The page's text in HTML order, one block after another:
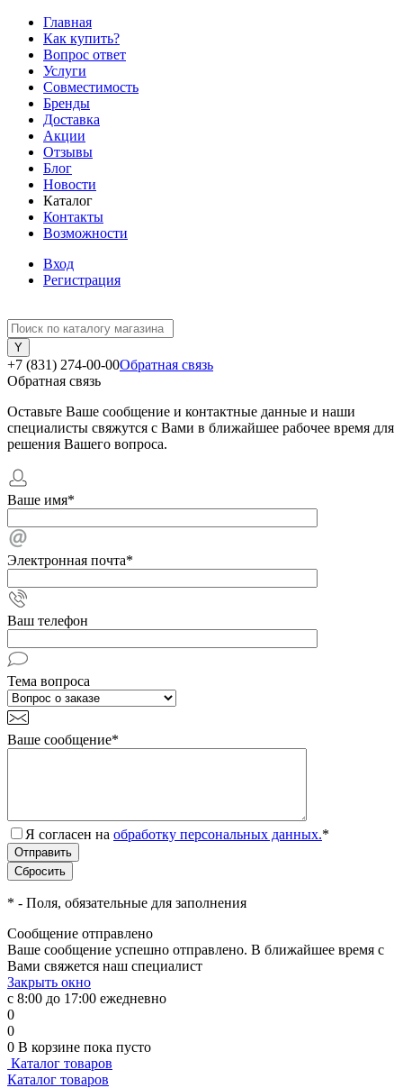
Главная
Как купить?
Вопрос ответ
Услуги
Совместимость
Бренды
Доставка
Акции
Отзывы
Блог
Новости
Каталог
Контакты
Возможности
Вход
Регистрация
+7 (831) 274-00-00Обратная связь
Обратная связь
Оставьте Ваше сообщение и контактные данные и наши
специалисты свяжутся с Вами в ближайшее рабочее время для
решения Вашего вопроса.
Ваше имя*
Электронная почта*
Ваш телефон
Тема вопроса
Ваше сообщение*
Я согласен на обработку персональных данных.*
* - Поля, обязательные для заполнения
Сообщение отправлено
Ваше сообщение успешно отправлено. В ближайшее время с
Вами свяжется наш специалист
Закрыть окно
с 8:00 до 17:00 ежедневно
0
0
0 В корзине пока пусто
Каталог товаров
Каталог товаров